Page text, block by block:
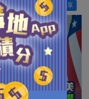
分享
讚好 14